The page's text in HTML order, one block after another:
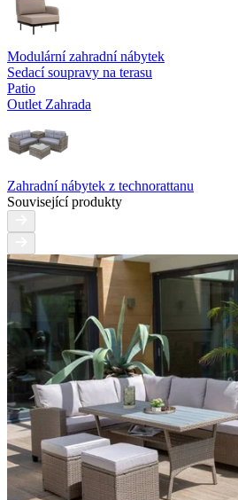
Modulární zahradní nábytek
Sedací soupravy na terasu
Patio
Outlet Zahrada
Zahradní nábytek z technorattanu
Související produkty